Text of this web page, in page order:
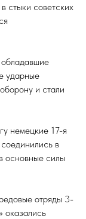
стыки советских
ударные
и стали
немецкие 17-я
в
основные силы
отряды 3-
оказались